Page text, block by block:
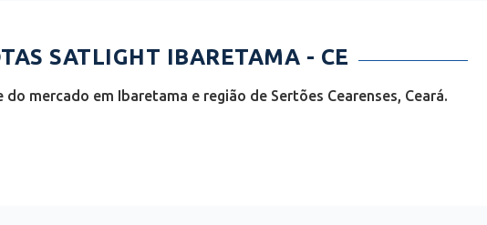
SATLIGHT IBARETAMA - CE
mercado em Ibaretama e região de Sertões Cearenses, Ceará.